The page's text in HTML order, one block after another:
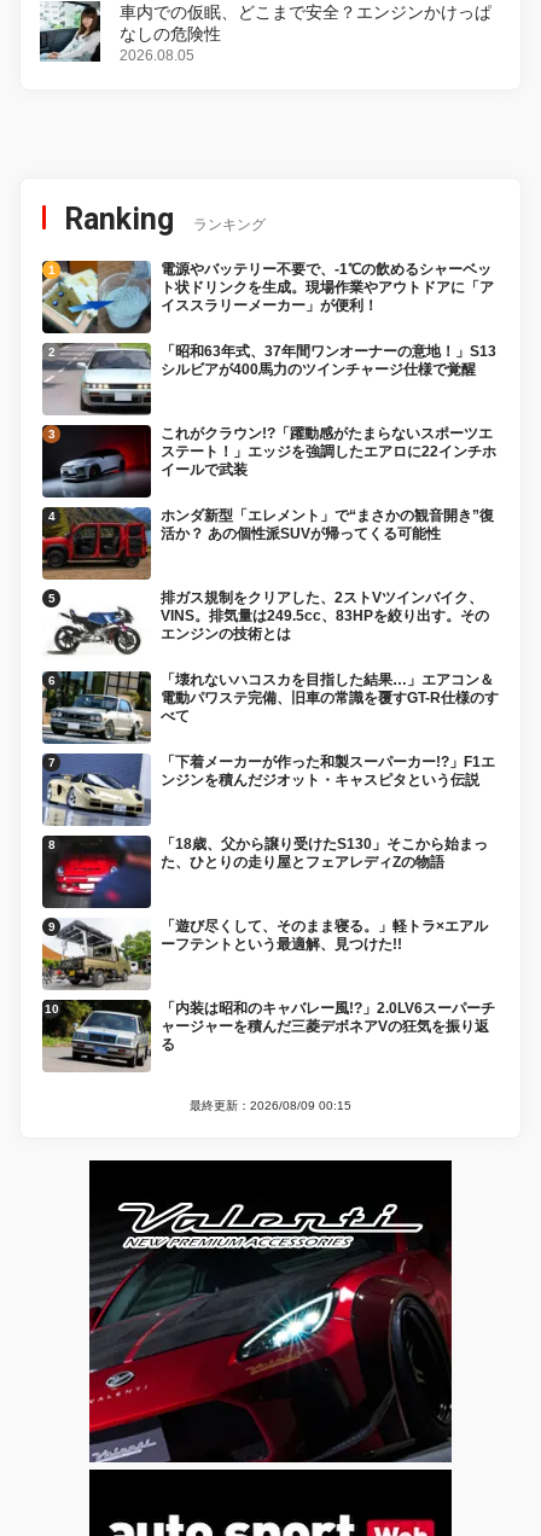
車内での仮眠、どこまで安全？エンジンかけっぱ
なしの危険性
2026.08.05
Ranking ランキング
電源やバッテリー不要で、-1℃の飲めるシャーベッ
ト状ドリンクを生成。現場作業やアウトドアに「ア
イススラリーメーカー」が便利！
「昭和63年式、37年間ワンオーナーの意地！」S13
シルビアが400馬力のツインチャージ仕様で覚醒
これがクラウン!?「躍動感がたまらないスポーツエ
ステート！」エッジを強調したエアロに22インチホ
イールで武装
ホンダ新型「エレメント」で“まさかの観音開き”復
活か？ あの個性派SUVが帰ってくる可能性
排ガス規制をクリアした、2ストVツインバイク、
VINS。排気量は249.5cc、83HPを絞り出す。その
エンジンの技術とは
「壊れないハコスカを目指した結果…」エアコン＆
電動パワステ完備、旧車の常識を覆すGT-R仕様のす
べて
「下着メーカーが作った和製スーパーカー!?」F1エ
ンジンを積んだジオット・キャスピタという伝説
「18歳、父から譲り受けたS130」そこから始まっ
た、ひとりの走り屋とフェアレディZの物語
「遊び尽くして、そのまま寝る。」軽トラ×エアル
ーフテントという最適解、見つけた!!
「内装は昭和のキャバレー風!?」2.0LV6スーパーチ
ャージャーを積んだ三菱デボネアVの狂気を振り返
る
最終更新：2026/08/09 00:15